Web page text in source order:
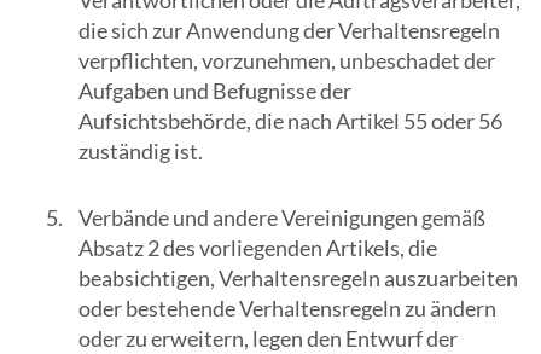
die sich zur Anwendung der Verhaltensregeln
verpflichten, vorzunehmen, unbeschadet der
Aufgaben und Befugnisse der
Aufsichtsbehörde, die nach Artikel 55 oder 56
zuständig ist.
Verbände und andere Vereinigungen gemäß
Absatz 2 des vorliegenden Artikels, die
beabsichtigen, Verhaltensregeln auszuarbeiten
oder bestehende Verhaltensregeln zu ändern
oder zu erweitern, legen den Entwurf der